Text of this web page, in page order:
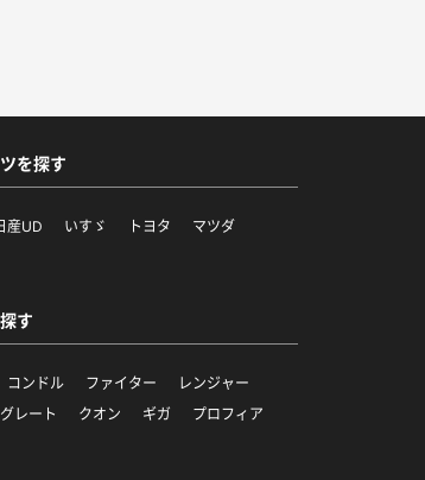
を探す
産UD いすゞ トヨタ
マツダ
す
コンドル ファイター
レンジャー
レート クオン ギガ プロフィア